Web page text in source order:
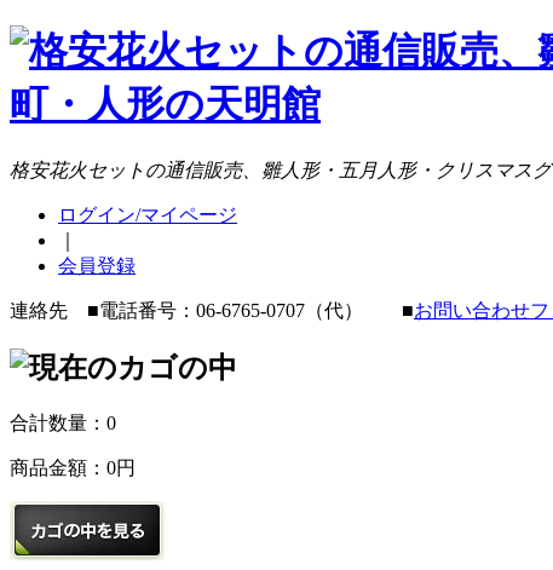
格安花火セットの通信販売、雛人形・五月人形・クリスマス
ログイン/マイページ
会員登録
連絡先 ■電話番号：06-6765-0707（代） ■お問い合わせフ
合計数量： 0
商品金額： 0円